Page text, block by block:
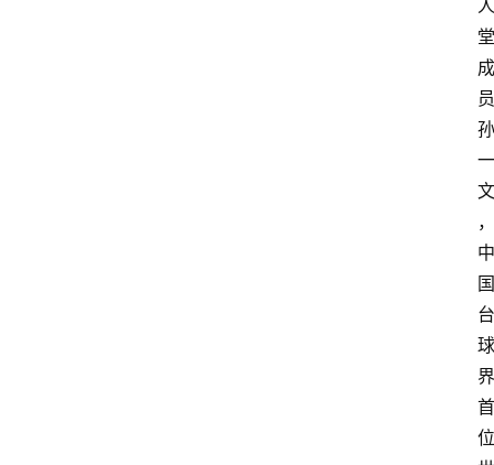
人
堂
成
员
孙
一
文
，
中
国
台
球
界
首
位